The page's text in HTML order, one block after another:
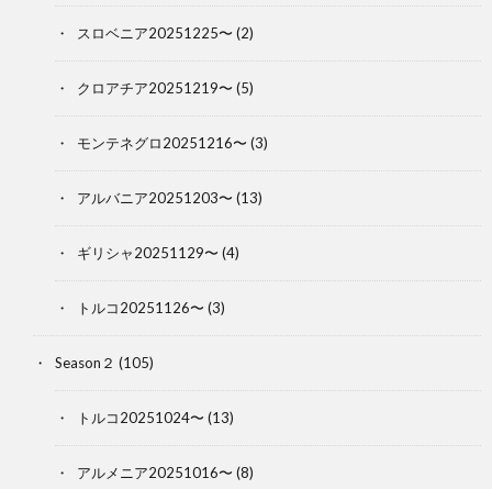
スロベニア20251225〜 (2)
クロアチア20251219〜 (5)
モンテネグロ20251216〜 (3)
アルバニア20251203〜 (13)
ギリシャ20251129〜 (4)
トルコ20251126〜 (3)
Season２ (105)
トルコ20251024〜 (13)
アルメニア20251016〜 (8)